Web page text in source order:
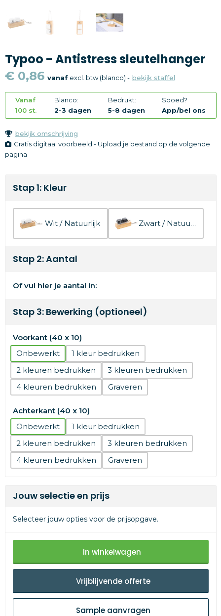
Kantoorartikelen
Textiel
Thema
Merken
Typoo - Antistress sleutelhanger
€ 0,86 vanafexcl. btw (blanco) - bekijk staffel
Vanaf
100 st.
Blanco:
2-3 dagen
Bedrukt:
5-8 dagen
Spoed?
App/bel ons
bekijk omschrijving
Gratis digitaal voorbeeld - Upload je bestand op de volgende
pagina
Stap 1: Kleur
Wit / Natuurlijk Zwart / Natuurlijk
Stap 2: Aantal
Of vul hier je aantal in:
Stap 3: Bewerking (optioneel)
Voorkant (40 x 10)
Onbewerkt
1
2
3
4
Graveren
Achterkant (40 x 10)
Onbewerkt
1
2
3
4
Graveren
Jouw selectie en prijs
Selecteer jouw opties voor de prijsopgave.
In winkelwagen
Vrijblijvende offerte
Sample aanvragen